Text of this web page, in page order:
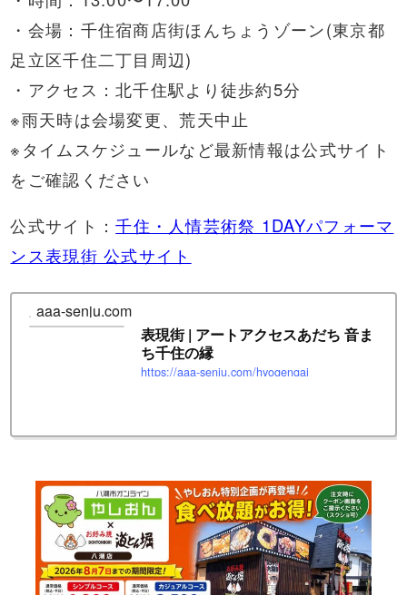
・会場：千住宿商店街ほんちょうゾーン(東京都
足立区千住二丁目周辺)
・アクセス：北千住駅より徒歩約5分
※雨天時は会場変更、荒天中止
※タイムスケジュールなど最新情報は公式サイト
をご確認ください
公式サイト：千住・人情芸術祭 1DAYパフォーマ
ンス表現街 公式サイト
aaa-senju.com
表現街 | アートアクセスあだち 音ま
ち千住の縁
https://aaa-senju.com/hyogengai